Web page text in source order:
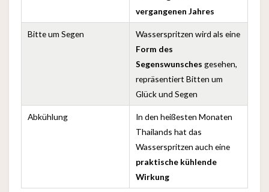
vergangenen Jahres
Bitte um Segen
Wasserspritzen wird als eine
Form des
Segenswunsches gesehen,
repräsentiert Bitten um
Glück und Segen
Abkühlung
In den heißesten Monaten
Thailands hat das
Wasserspritzen auch eine
praktische kühlende
Wirkung